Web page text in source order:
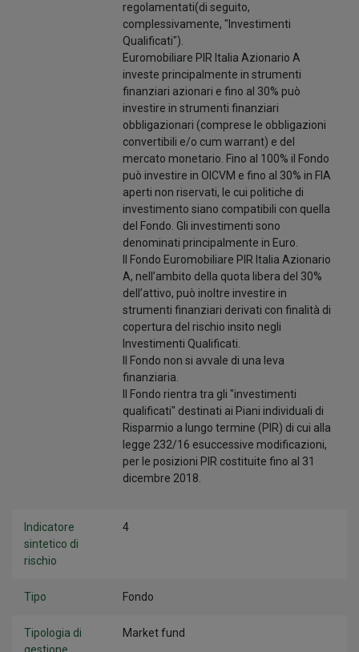
regolamentati(di seguito,
complessivamente, "Investimenti
Qualificati").
Euromobiliare PIR Italia Azionario A
investe principalmente in strumenti
finanziari azionari e fino al 30% può
investire in strumenti finanziari
obbligazionari (comprese le obbligazioni
convertibili e/o cum warrant) e del
mercato monetario. Fino al 100% il Fondo
può investire in OICVM e fino al 30% in FIA
aperti non riservati, le cui politiche di
investimento siano compatibili con quella
del Fondo. Gli investimenti sono
denominati principalmente in Euro.
Il Fondo Euromobiliare PIR Italia Azionario
A, nell’ambito della quota libera del 30%
dell’attivo, può inoltre investire in
strumenti finanziari derivati con finalità di
copertura del rischio insito negli
Investimenti Qualificati.
Il Fondo non si avvale di una leva
finanziaria.
Il Fondo rientra tra gli "investimenti
qualificati" destinati ai Piani individuali di
Risparmio a lungo termine (PIR) di cui alla
legge 232/16 esuccessive modificazioni,
per le posizioni PIR costituite fino al 31
dicembre 2018.
Indicatore
sintetico di
rischio
4
Tipo Fondo
Tipologia di
Market fund